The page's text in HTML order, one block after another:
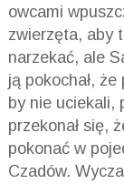
owcami
zwierzęta, aby
narzekać, ale
ją pokochał, że
by nie uciekali,
przekonał się,
pokonać w
Czadów.